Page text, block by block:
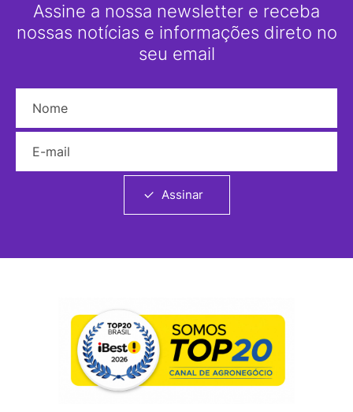
Assine a nossa newsletter e receba
nossas notícias e informações direto no
seu email
Assinar